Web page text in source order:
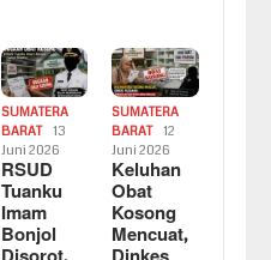
SUMATERA
BARAT
13
Juni 2026
RSUD
Tuanku
Imam
Bonjol
SUMATERA
BARAT
12
Juni 2026
Keluhan
Obat
Kosong
Mencuat,